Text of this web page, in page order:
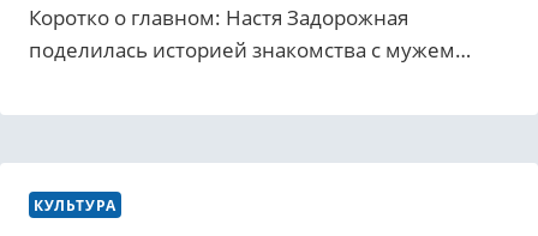
Коротко о главном: Настя Задорожная
поделилась историей знакомства с мужем…
КУЛЬТУРА